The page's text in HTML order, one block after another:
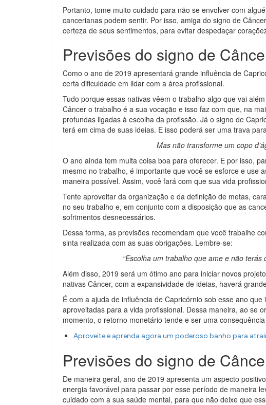
Portanto, tome muito cuidado para não se envolver com
cancerianas podem sentir. Por isso, amiga do signo de
certeza de seus sentimentos, para evitar despedaçar
Previsões do signo de
Como o ano de 2019 apresentará grande influência de
certa dificuldade em lidar com a área profissional.
Tudo porque essas nativas vêem o trabalho algo que vai
Câncer o trabalho é a sua vocação e isso faz com que, na
profundas ligadas à escolha da profissão. Já o signo de
terá em cima de suas ideias. E isso poderá ser uma trava
Mas não transforme um copo
O ano ainda tem muita coisa boa para oferecer. E por isso,
mesmo no trabalho, é importante que você se esforce e use
maneira possível. Assim, você fará com que sua vida
Tente aproveitar da organização e da definição de metas,
no seu trabalho e, em conjunto com a disposição que as
sofrimentos desnecessários.
Dessa forma, as previsões recomendam que você trabalhe
sinta realizada com as suas obrigações. Lembre-se:
“Escolha um trabalho que ame e não
Além disso, 2019 será um ótimo ano para iniciar novos
nativas Câncer, com a expansividade de ideias, haverá
É com a ajuda de influência de Capricórnio sob esse ano
aproveitadas para a vida profissional. Dessa maneira, ao se
momento, o retorno monetário tende e ser uma
Aproveite e aprenda agora um poderoso banho para
Previsões do signo de
De maneira geral, ano de 2019 apresenta um aspecto
energia favorável para passar por esse período de maneira
cuidado com a sua saúde mental, para que não deixe que